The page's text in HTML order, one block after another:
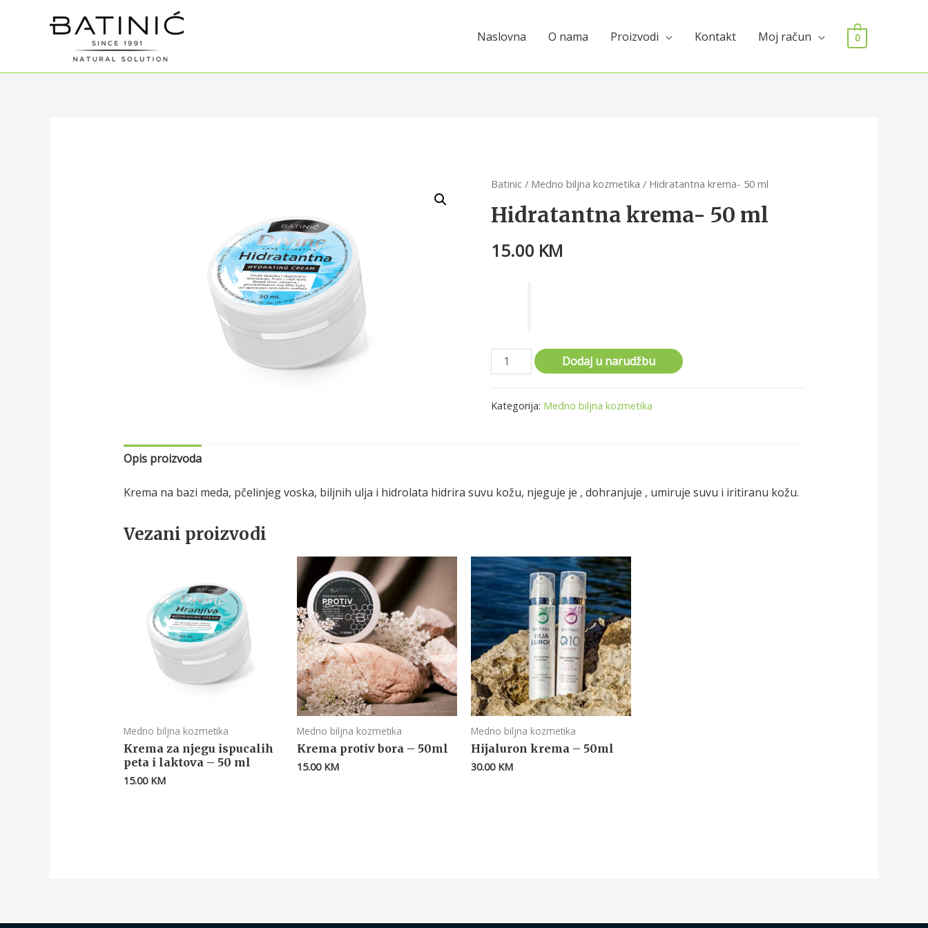
Naslovna O nama Proizvodi Kontakt Moj račun 0
Batinic / Medno biljna kozmetika / Hidratantna krema- 50 ml
Hidratantna krema- 50 ml
15.00 KM
Dodaj u narudžbu
Kategorija: Medno biljna kozmetika
Opis proizvoda
Krema na bazi meda, pčelinjeg voska, biljnih ulja i hidrolata hidrira suvu kožu, njeguje je , dohranjuje , umiruje suvu i iritiranu kožu.
Vezani proizvodi
Medno biljna kozmetika
Krema za njegu ispucalih
peta i laktova – 50 ml
15.00 KM
Medno biljna kozmetika
Krema protiv bora – 50ml
15.00 KM
Medno biljna kozmetika
Hijaluron krema – 50ml
30.00 KM